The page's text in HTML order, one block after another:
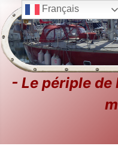
- Le périple de
Français